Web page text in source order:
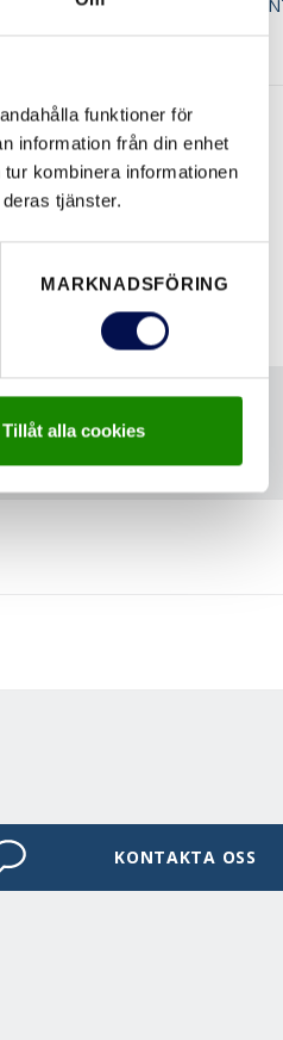
funktioner för
information från din enhet
kombinera informationen
tjänster.
MARKNADSFÖRING
Tillåt alla cookies
KONTAKTA OSS